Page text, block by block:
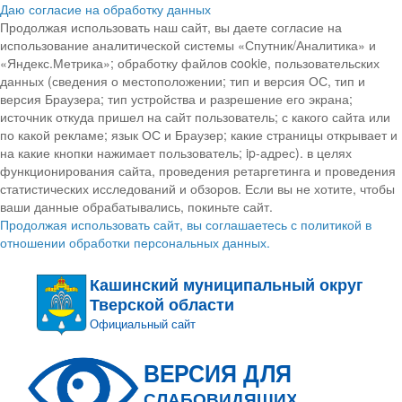
Даю согласие на обработку данных
Продолжая использовать наш сайт, вы даете согласие на
использование аналитической системы «Спутник/Аналитика» и
«Яндекс.Метрика»; обработку файлов cookie, пользовательских
данных (сведения о местоположении; тип и версия ОС, тип и
версия Браузера; тип устройства и разрешение его экрана;
источник откуда пришел на сайт пользователь; с какого сайта или
по какой рекламе; язык ОС и Браузер; какие страницы открывает и
на какие кнопки нажимает пользователь; ip-адрес). в целях
функционирования сайта, проведения ретаргетинга и проведения
статистических исследований и обзоров. Если вы не хотите, чтобы
ваши данные обрабатывались, покиньте сайт.
Продолжая использовать сайт, вы соглашаетесь с политикой в
отношении обработки персональных данных.